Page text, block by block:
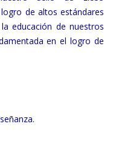
de altos estándares
educación de nuestros
en el logro de